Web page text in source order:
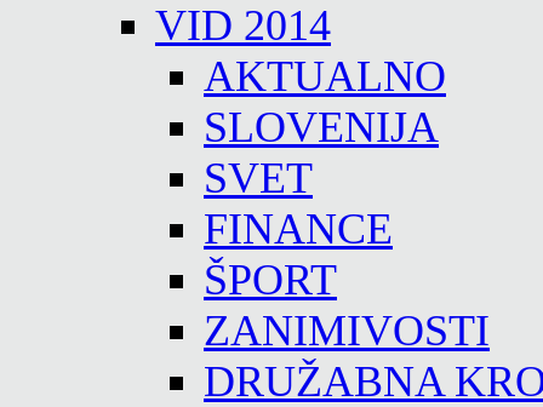
VID 2014
AKTUALNO
SLOVENIJA
SVET
FINANCE
ŠPORT
ZANIMIVOSTI
DRUŽABNA